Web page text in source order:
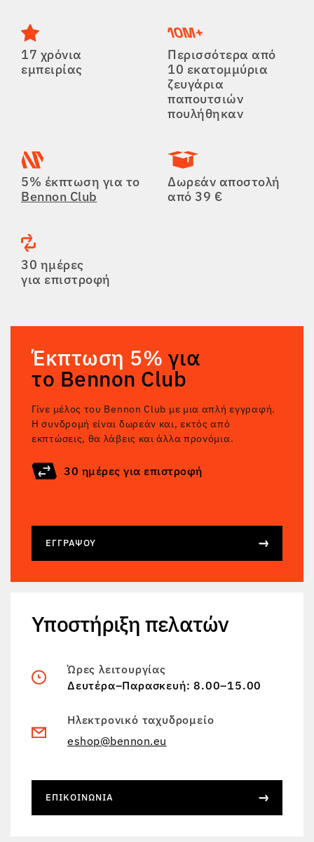
17 χρόνια
εμπειρίας
Περισσότερα από
10 εκατομμύρια
ζευγάρια
παπουτσιών
πουλήθηκαν
5% έκπτωση για το
Bennon Club
Δωρεάν αποστολή
από 39 €
30 ημέρες
για επιστροφή
Έκπτωση 5% για
το Bennon Club
Γίνε μέλος του Bennon Club με μια απλή εγγραφή.
Η συνδρομή είναι δωρεάν και, εκτός από
εκπτώσεις, θα λάβεις και άλλα προνόμια.
30 ημέρες για επιστροφή
ΕΓΓΡΆΨΟΥ
Υποστήριξη πελατών
Ώρες λειτουργίας
Δευτέρα–Παρασκευή: 8.00–15.00
Ηλεκτρονικό ταχυδρομείο
eshop@bennon.eu
ΕΠΙΚΟΙΝΩΝΊΑ